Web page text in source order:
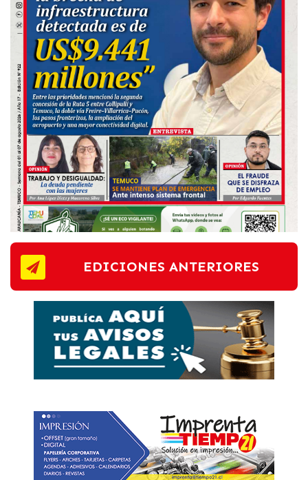
EDICIONES ANTERIORES